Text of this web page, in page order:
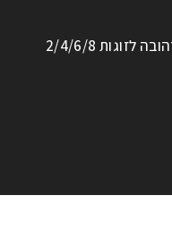
טבעת נירוסטה חלקה זהובה לזוגות 2/4/6/8